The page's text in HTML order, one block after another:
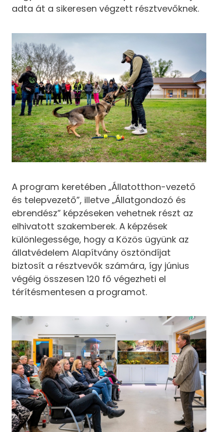
adta át a sikeresen végzett résztvevőknek.
A program keretében „Állatotthon-vezető
és telepvezető”, illetve „Állatgondozó és
ebrendész” képzéseken vehetnek részt az
elhivatott szakemberek. A képzések
különlegessége, hogy a Közös ügyünk az
állatvédelem Alapítvány ösztöndíjat
biztosít a résztvevők számára, így június
végéig összesen 120 fő végezheti el
térítésmentesen a programot.